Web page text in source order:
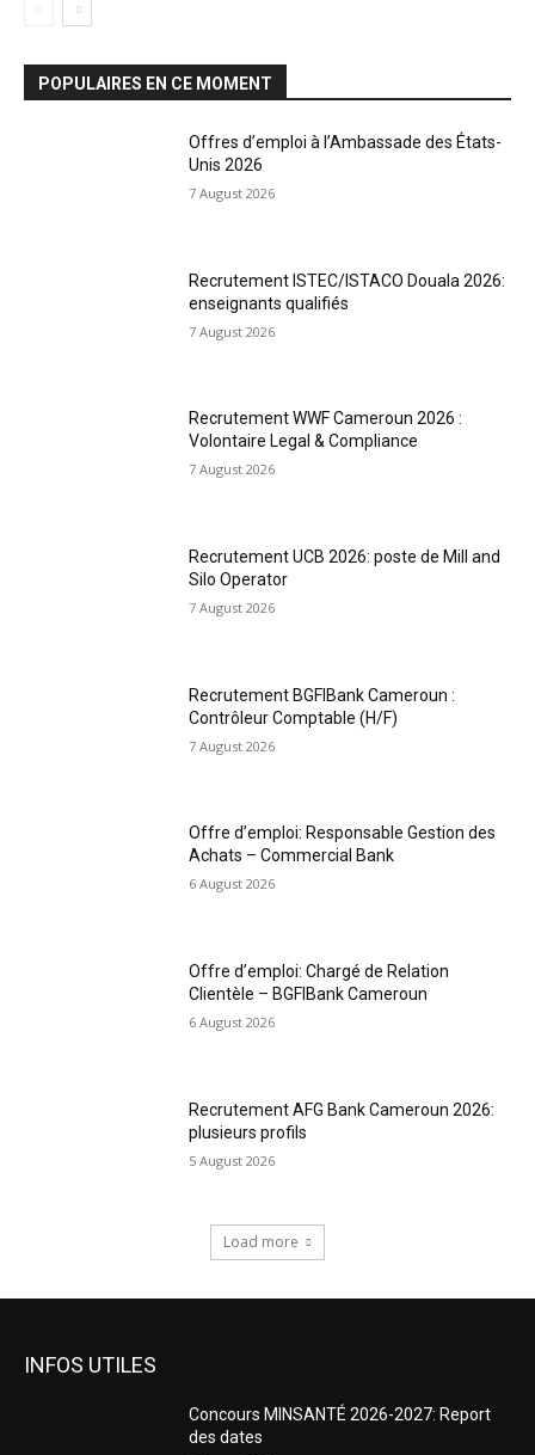
POPULAIRES EN CE MOMENT
Offres d’emploi à l’Ambassade des États-
Unis 2026
7 August 2026
Recrutement ISTEC/ISTACO Douala 2026:
enseignants qualifiés
7 August 2026
Recrutement WWF Cameroun 2026 :
Volontaire Legal & Compliance
7 August 2026
Recrutement UCB 2026: poste de Mill and
Silo Operator
7 August 2026
Recrutement BGFIBank Cameroun :
Contrôleur Comptable (H/F)
7 August 2026
Offre d’emploi: Responsable Gestion des
Achats – Commercial Bank
6 August 2026
Offre d’emploi: Chargé de Relation
Clientèle – BGFIBank Cameroun
6 August 2026
Recrutement AFG Bank Cameroun 2026:
plusieurs profils
5 August 2026
Load more
INFOS UTILES
Concours MINSANTÉ 2026-2027: Report
des dates